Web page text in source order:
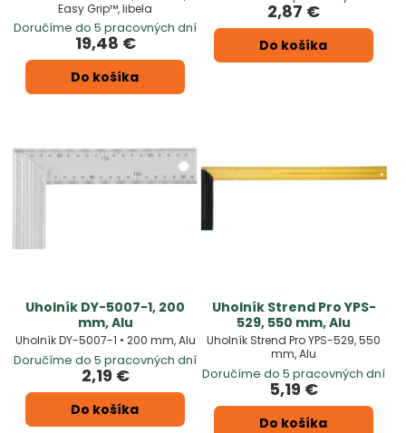
Easy Grip™, libela
Doručíme do 5 pracovných dní
19,48 €
Do košíka
2,87 €
Do košíka
Uholník DY-5007-1, 200
mm, Alu
Uholník DY-5007-1 • 200 mm, Alu
Doručíme do 5 pracovných dní
2,19 €
Do košíka
Uholník Strend Pro YPS-
529, 550 mm, Alu
Uholník Strend Pro YPS-529, 550
mm, Alu
Doručíme do 5 pracovných dní
5,19 €
Do košíka